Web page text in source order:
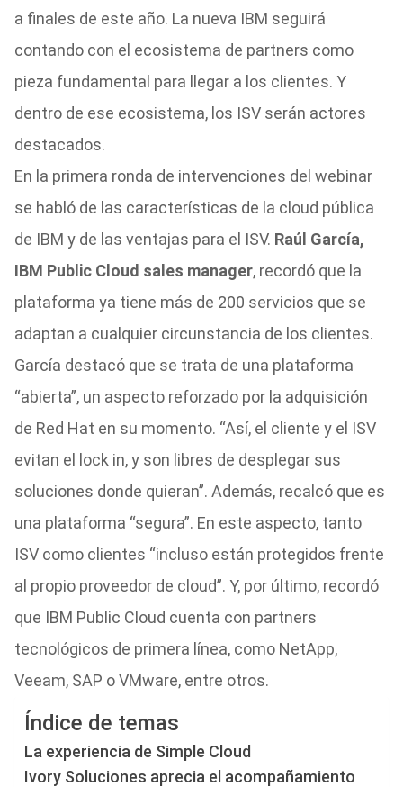
a finales de este año. La nueva IBM seguirá
contando con el ecosistema de partners como
pieza fundamental para llegar a los clientes. Y
dentro de ese ecosistema, los ISV serán actores
destacados.
En la primera ronda de intervenciones del webinar
se habló de las características de la cloud pública
de IBM y de las ventajas para el ISV. Raúl García,
IBM Public Cloud sales manager, recordó que la
plataforma ya tiene más de 200 servicios que se
adaptan a cualquier circunstancia de los clientes.
García destacó que se trata de una plataforma
“abierta”, un aspecto reforzado por la adquisición
de Red Hat en su momento. “Así, el cliente y el ISV
evitan el lock in, y son libres de desplegar sus
soluciones donde quieran”. Además, recalcó que es
una plataforma “segura”. En este aspecto, tanto
ISV como clientes “incluso están protegidos frente
al propio proveedor de cloud”. Y, por último, recordó
que IBM Public Cloud cuenta con partners
tecnológicos de primera línea, como NetApp,
Veeam, SAP o VMware, entre otros.
Índice de temas
La experiencia de Simple Cloud
Ivory Soluciones aprecia el acompañamiento